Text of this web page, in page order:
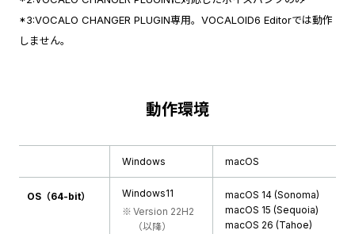
*3:VOCALO CHANGER PLUGIN専用。VOCALOID6 Editorでは動作
しません。
動作環境
Windows macOS
OS（64-bit）
Windows11
Version 22H2
（以降）
macOS 14 (Sonoma)
macOS 15 (Sequoia)
macOS 26 (Tahoe)